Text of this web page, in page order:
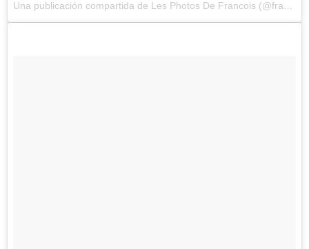
Una publicación compartida de Les Photos De Francois (@francoisdourlen)